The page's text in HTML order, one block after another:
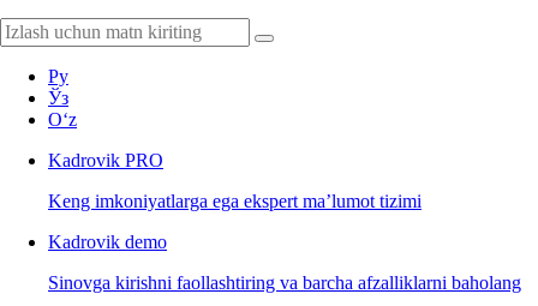
Ру
Ўз
Oʻz
Kadrovik PRO
Keng imkoniyatlarga ega ekspert ma’lumot tizimi
Kadrovik demo
Sinovga kirishni faollashtiring va barcha afzalliklarni baholang